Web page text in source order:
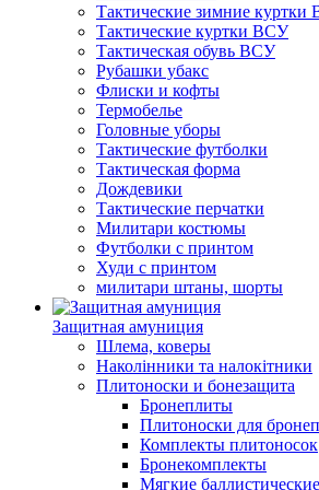
Тактические зимние куртки
Тактические куртки ВСУ
Тактическая обувь ВСУ
Рубашки убакс
Флиски и кофты
Термобелье
Головные уборы
Тактические футболки
Тактическая форма
Дождевики
Тактические перчатки
Милитари костюмы
Футболки с принтом
Худи с принтом
милитари штаны, шорты
Защитная амуниция
Шлема, коверы
Наколінники та налокітники
Плитоноски и бонезащита
Бронеплиты
Плитоноски для
Комплекты плитоносок
Бронекомплекты
Мягкие